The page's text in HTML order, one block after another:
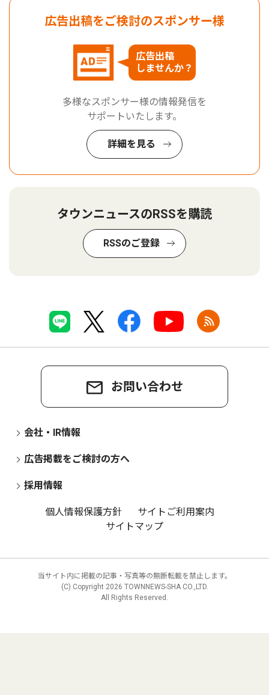
広告出稿をご検討のスポンサー様
広告出稿
しませんか？
多様なスポンサー様の情報発信を
サポートいたします。
詳細を見る
タウンニュースのRSSを購読
RSSのご登録
お問い合わせ
会社・IR情報
広告掲載をご検討の方へ
採用情報
個人情報保護方針
サイトご利用案内
サイトマップ
当サイト内に掲載の記事・写真等の無断転載を禁止します。
(C) Copyright 2026 TOWNNEWS-SHA CO.,LTD.
All Rights Reserved.